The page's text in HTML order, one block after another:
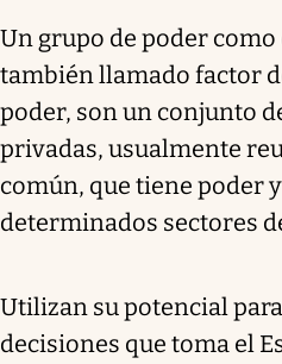
Un grupo de poder
también llamado factor
poder, son un conjunto
privadas, usualmente
común, que tiene poder
determinados sectores
Utilizan su potencial
decisiones que toma el